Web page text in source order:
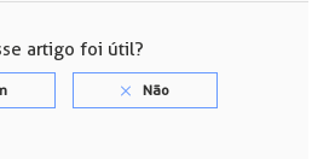
artigo foi útil?